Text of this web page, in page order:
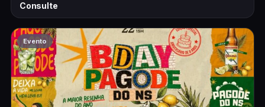
Consulte
Evento